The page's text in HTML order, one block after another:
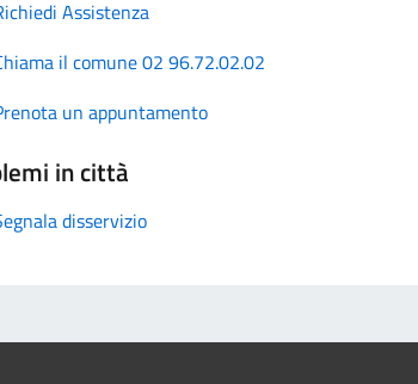
Assistenza
il comune 02 96.72.02.02
un appuntamento
in città
disservizio